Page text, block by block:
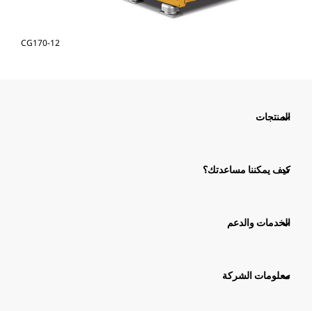
CG170-12
المنتجات
كيف يمكننا مساعدتك؟
الخدمات والدعم
معلومات الشركة